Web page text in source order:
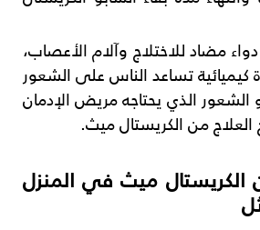
مضاد للاختلاج وآلام الأعصاب،
كيميائية تساعد الناس على الشعور
الشعور الذي يحتاجه مريض الإدمان
العلاج من الكريستال ميث.
الكريستال ميث في المنزل